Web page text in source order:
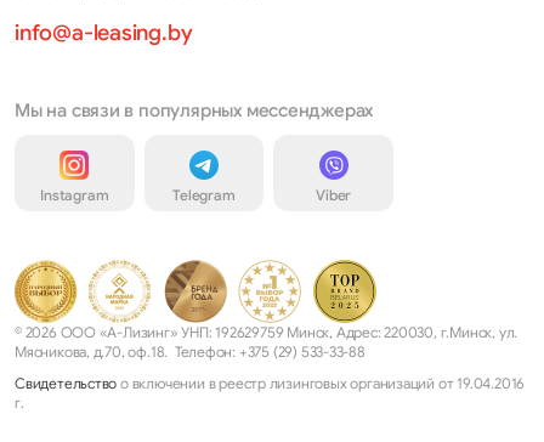
info@a-leasing.by
Мы на связи в популярных мессенджерах
Instagram Telegram Viber
© 2026 ООО «А-Лизинг» УНП: 192629759 Минск, Адрес: 220030, г.Минск, ул.
Мясникова, д.70, оф.18. Телефон: +375 (29) 533-33-88
Свидетельство о включении в реестр лизинговых организаций от 19.04.2016
г.